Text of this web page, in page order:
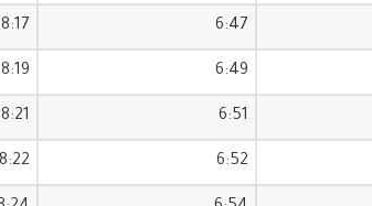
6:47
8:17
6:49
8:19
6:51
8:21
6:52
8:22